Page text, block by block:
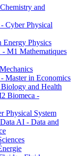
and
Cyber Physical
Physics
M1 Mathematiques
in Economics
and Health
Biomeca -
Physical System
AI - Data and